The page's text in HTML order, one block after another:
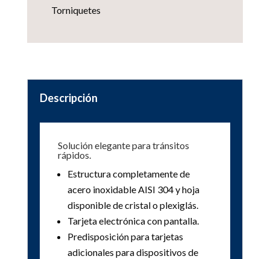
Torniquetes
Descripción
Solución elegante para tránsitos
rápidos.
Estructura completamente de
acero inoxidable AISI 304 y hoja
disponible de cristal o plexiglás.
Tarjeta electrónica con pantalla.
Predisposición para tarjetas
adicionales para dispositivos de